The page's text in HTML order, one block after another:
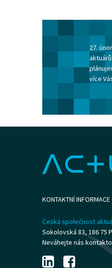
27.
více
KONTAKTNÍ INFORMACE
Česká společnost
Sokolovská 83, 186 75
Neváhejte nás